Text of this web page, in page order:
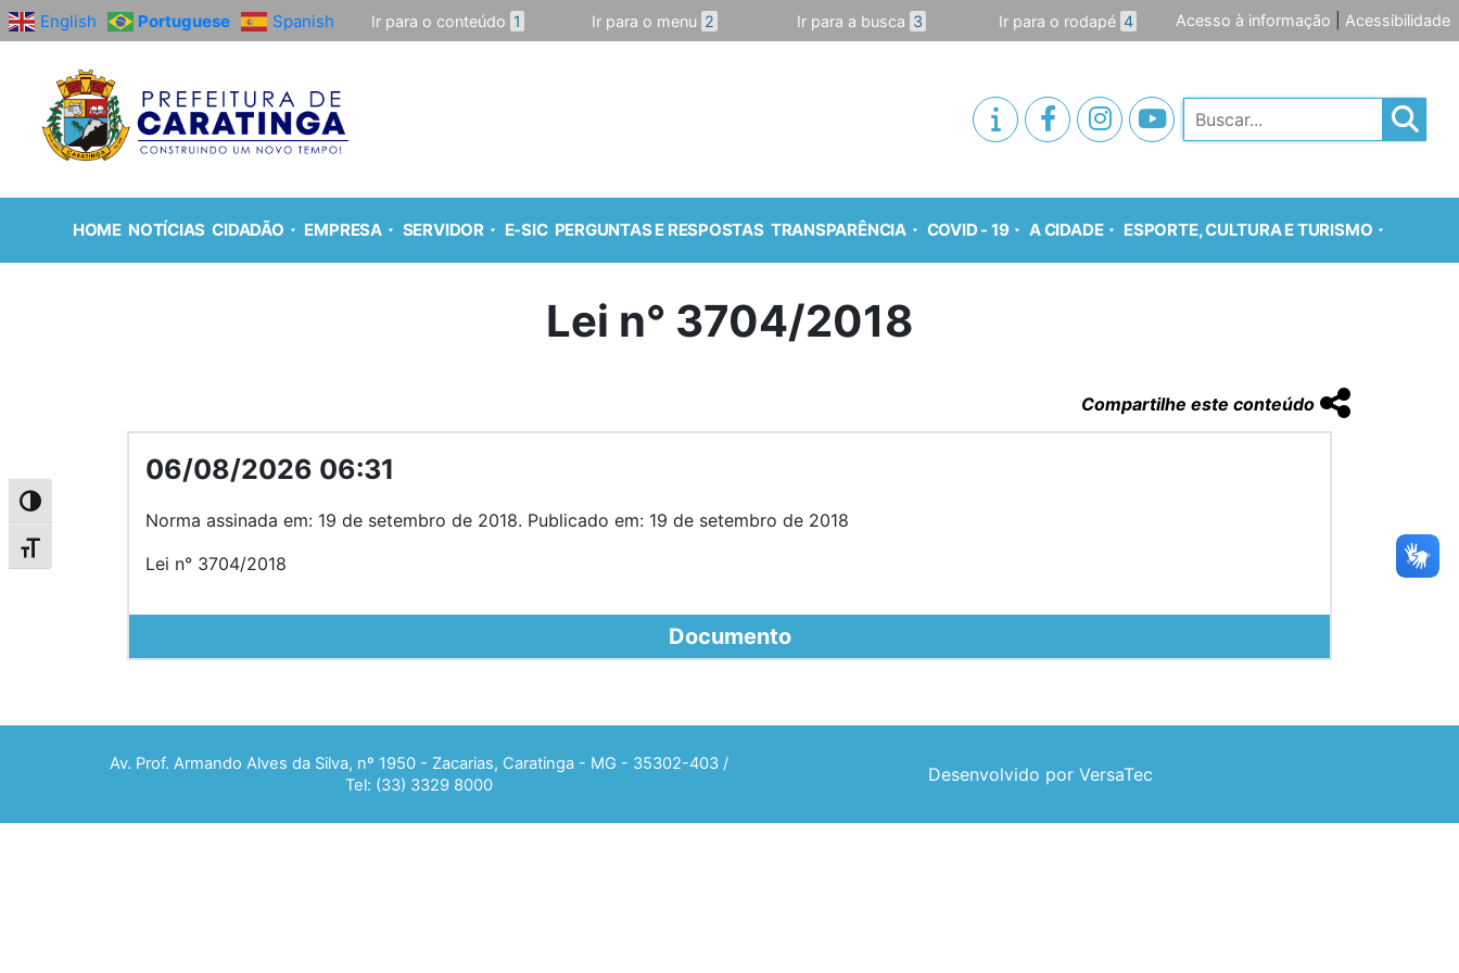
Alternar alto contraste
Alternar tamanho da fonte
English Portuguese Spanish Ir para o conteúdo 1 Ir para o menu 2 Ir para a busca 3 Ir para o rodapé 4 Acesso à informação Acessibilidade
Pesquisar
HOME NOTÍCIAS CIDADÃO EMPRESA SERVIDOR E-SIC PERGUNTAS E RESPOSTAS TRANSPARÊNCIA COVID - 19 A CIDADE ESPORTE, CULTURA E TURISMO
Lei n° 3704/2018
Compartilhe este conteúdo
06/08/2026 06:31
Norma assinada em: 19 de setembro de 2018. Publicado em: 19 de setembro de 2018
Lei n° 3704/2018
Documento
Av. Prof. Armando Alves da Silva, nº 1950 - Zacarias, Caratinga - MG - 35302-403 /
Tel: (33) 3329 8000
Desenvolvido por VersaTec